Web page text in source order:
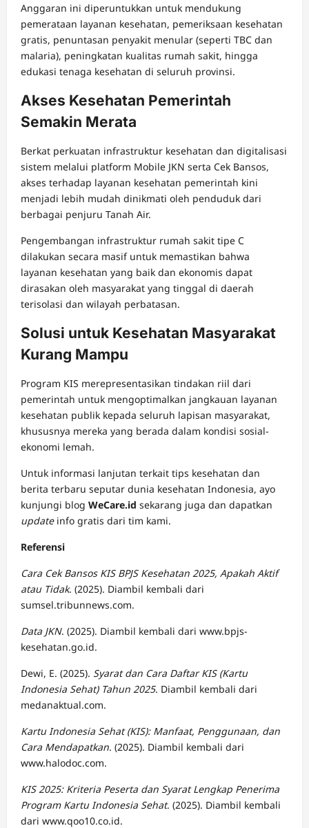
Anggaran ini diperuntukkan untuk mendukung
pemerataan layanan kesehatan, pemeriksaan kesehatan
gratis, penuntasan penyakit menular (seperti TBC dan
malaria), peningkatan kualitas rumah sakit, hingga
edukasi tenaga kesehatan di seluruh provinsi.
Akses Kesehatan Pemerintah
Semakin Merata
Berkat perkuatan infrastruktur kesehatan dan digitalisasi
sistem melalui platform Mobile JKN serta Cek Bansos,
akses terhadap layanan kesehatan pemerintah kini
menjadi lebih mudah dinikmati oleh penduduk dari
berbagai penjuru Tanah Air.
Pengembangan infrastruktur rumah sakit tipe C
dilakukan secara masif untuk memastikan bahwa
layanan kesehatan yang baik dan ekonomis dapat
dirasakan oleh masyarakat yang tinggal di daerah
terisolasi dan wilayah perbatasan.
Solusi untuk Kesehatan Masyarakat
Kurang Mampu
Program KIS merepresentasikan tindakan riil dari
pemerintah untuk mengoptimalkan jangkauan layanan
kesehatan publik kepada seluruh lapisan masyarakat,
khususnya mereka yang berada dalam kondisi sosial-
ekonomi lemah.
Untuk informasi lanjutan terkait tips kesehatan dan
berita terbaru seputar dunia kesehatan Indonesia, ayo
kunjungi blog WeCare.id sekarang juga dan dapatkan
updateinfo gratis dari tim kami.
Referensi
Cara Cek Bansos KIS BPJS Kesehatan 2025, Apakah Aktif
atau Tidak. (2025). Diambil kembali dari
sumsel.tribunnews.com.
Data JKN. (2025). Diambil kembali dari www.bpjs-
kesehatan.go.id.
Dewi, E. (2025). Syarat dan Cara Daftar KIS (Kartu
Indonesia Sehat) Tahun 2025. Diambil kembali dari
medanaktual.com.
Kartu Indonesia Sehat (KIS): Manfaat, Penggunaan, dan
Cara Mendapatkan. (2025). Diambil kembali dari
www.halodoc.com.
KIS 2025: Kriteria Peserta dan Syarat Lengkap Penerima
Program Kartu Indonesia Sehat. (2025). Diambil kembali
dari www.qoo10.co.id.